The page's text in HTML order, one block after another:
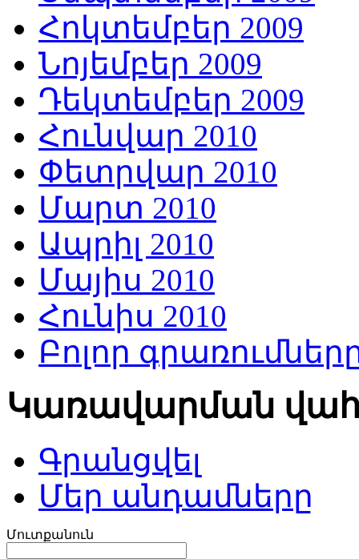
Հոկտեմբեր 2009
Նոյեմբեր 2009
Դեկտեմբեր 2009
Հունվար 2010
Փետրվար 2010
Մարտ 2010
Ապրիլ 2010
Մայիս 2010
Հունիս 2010
Բոլոր
Կառավարման
Գրանցվել
Մեր անդամները
Մուտքանուն